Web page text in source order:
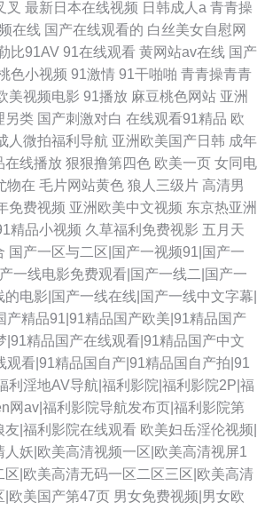
叉 最新日本在线视频 日韩成人a 青青操
在线 国产在线观看的 白丝美女自慰网
比91AV 91在线观看 黄网站av在线 国产
色小视频 91激情 91干啪啪 青青操青青
美视频电影 91播放 麻豆桃色网站 亚洲
另类 国产刺激对白 在线观看91精品 欧
人微拍福利导航 亚洲欧美国产日韩 成年
在线播放 狠狠撸第四色 欧美一页 女同电
物在 毛片网站黄色 狼人三级片 高清男
免费视频 亚洲欧美中文视频 东京热亚洲
精品小视频 久草福利免费视影 五月天
国产一区与二区|国产一视频91|国产一
一线电影免费观看|国产一线二|国产一
电影|国产一线在线|国产一线中文字幕|
产精品91|91精品国产欧美|91精品国产
|91精品国产在线观看|91精品国产中文
观看|91精品国自产|91精品国自产拍|91
利淫地AV导航|福利影院|福利影院2P|福
网av|福利影院导航发布页|福利影院第
友|福利影院在线观看 欧美妇岳淫伦视频|
妖|欧美高清视频一区|欧美高清视屏1
区|欧美高清无码一区二区三区|欧美高清
|欧美国产第47页 男女免费视频|男女欧